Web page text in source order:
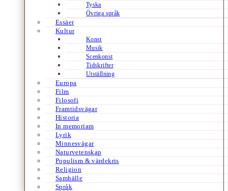
Tyska
Övriga språk
Essäer
Kultur
Konst
Musik
Scenkonst
Tidskrifter
Utställning
Europa
Film
Filosofi
Framtidsvägar
Historia
In memoriam
Lyrik
Minnesvägar
Naturvetenskap
Populism & värdekris
Religion
Samhälle
Språk